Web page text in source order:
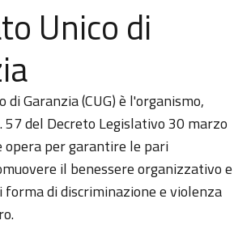
Unico di
di Garanzia (CUG) è l'organismo,
57 del Decreto Legislativo 30 marzo
opera per garantire le pari
il benessere organizzativo e
di discriminazione e violenza